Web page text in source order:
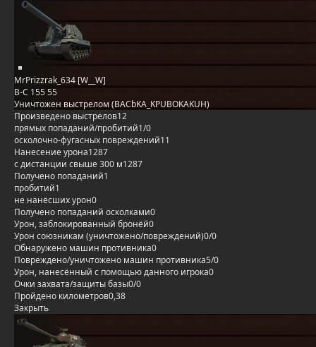
MrPrizzrak_634 [W__W]
B-C 155 55
Уничтожен выстрелом (BACbKA_KPUBOKAKUH)
Произведено выстрелов12
прямых попаданий/пробитий1/0
осколочно-фугасных повреждений11
Нанесение урона1287
с дистанции свыше 300 м1287
Получено попаданий1
пробитий1
не нанёсших урон0
Получено попаданий осколками0
Урон, заблокированный бронёй0
Урон союзникам (уничтожено/повреждений)0/0
Обнаружено машин противника0
Повреждено/уничтожено машин противника5/0
Урон, нанесённый с помощью данного игрока0
Очки захвата/защиты базы0/0
Пройдено километров0,38
Закрыть